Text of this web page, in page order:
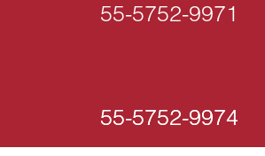
55-5752-9971
55-5752-9974
55-5752-9974